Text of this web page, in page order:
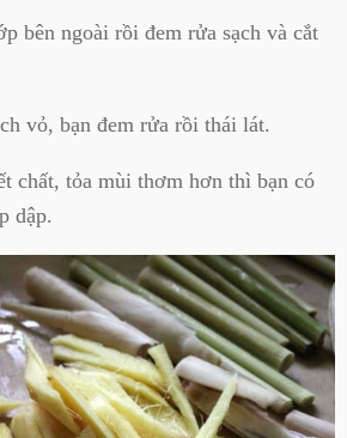
bên ngoài rồi đem rửa sạch và cắt
vỏ, bạn đem rửa rồi thái lát.
chất, tỏa mùi thơm hơn thì bạn có
dập.